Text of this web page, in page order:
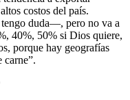
costos del país.
duda—, pero no va a
40%, 50% si Dios quiere,
porque hay geografías
carne”.